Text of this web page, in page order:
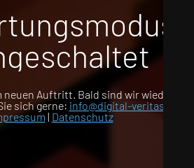
Auftritt. Bald sind wir wieder für
sich gerne: info@digital-veritas.com
| Datenschutz